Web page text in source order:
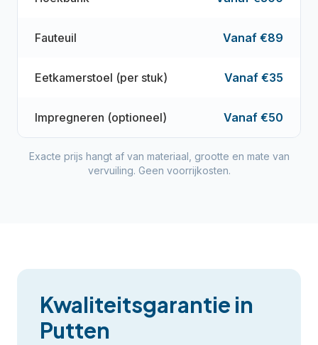
Fauteuil Vanaf €89
Eetkamerstoel (per stuk) Vanaf €35
Impregneren (optioneel) Vanaf €50
Exacte prijs hangt af van materiaal, grootte en mate van
vervuiling. Geen voorrijkosten.
Kwaliteitsgarantie in
Putten